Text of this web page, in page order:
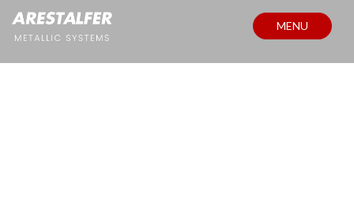
MENU